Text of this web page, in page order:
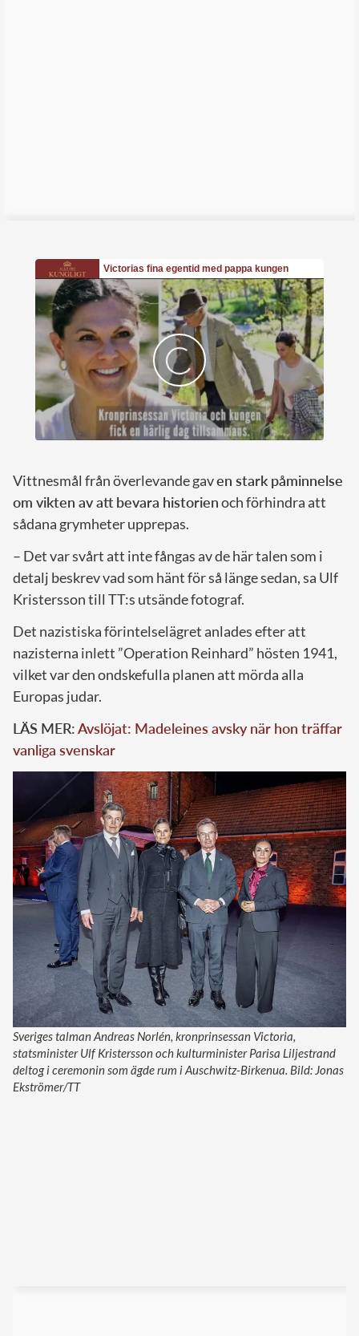
Vittnesmål från överlevande gaven stark påminnelse
om vikten av att bevara historienoch förhindra att
sådana grymheter upprepas.
– Det var svårt att inte fångas av de här talen som i
detalj beskrev vad som hänt för så länge sedan, sa Ulf
Kristersson till TT:s utsände fotograf.
Det nazistiska förintelselägret anlades efter att
nazisterna inlett ”Operation Reinhard” hösten 1941,
vilket var den ondskefulla planen att mörda alla
Europas judar.
LÄS MER:Avslöjat: Madeleines avsky när hon träffar
vanliga svenskar
Sveriges talman Andreas Norlén, kronprinsessan Victoria,
statsminister Ulf Kristersson och kulturminister Parisa Liljestrand
deltog i ceremonin som ägde rum i Auschwitz-Birkenua. Bild: Jonas
Ekströmer/TT